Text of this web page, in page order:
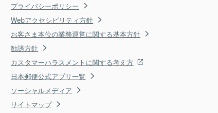
プライバシーポリシー
Webアクセシビリティ方針
お客さま本位の業務運営に関する基本方針
勧誘方針
カスタマーハラスメントに関する考え方
日本郵便公式アプリ一覧
ソーシャルメディア
サイトマップ